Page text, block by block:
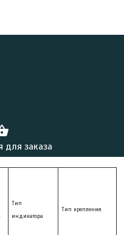
для заказа
Тип
индикатора
Тип крепления